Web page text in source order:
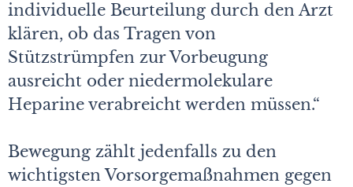
individuelle Beurteilung durch den Arzt
klären, ob das Tragen von
Stützstrümpfen zur Vorbeugung
ausreicht oder niedermolekulare
Heparine verabreicht werden müssen.“
Bewegung zählt jedenfalls zu den
wichtigsten Vorsorgemaßnahmen gegen